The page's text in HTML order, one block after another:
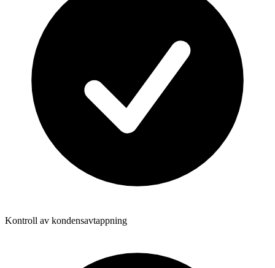
Kontroll av kondensavtappning